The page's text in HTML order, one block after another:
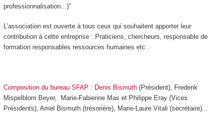
professionnalisation...)"
L’association est ouverte à tous ceux qui souhaitent apporter leur
contribution à cette entreprise : Praticiens, chercheurs, responsable de
formation responsables ressources humaines etc..
Composition du bureau SFAP : Denis Bismuth(Président), Frederik
Mispelblom Beyer, Marie-Fabienne Mas et Philippe Eray (Vices
Présidents), Amel Bismuth (trésorière), Marie-Laure Vitali (secrétaire)...